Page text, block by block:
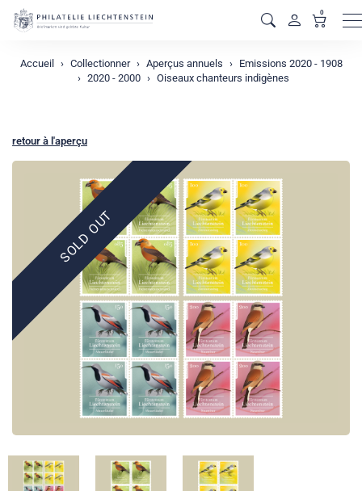
0
Accueil Collectionner Aperçus annuels
Emissions 2020 - 1908
2020 - 2000
Oiseaux chanteurs indigènes
retour à l'aperçu
SOLD OUT